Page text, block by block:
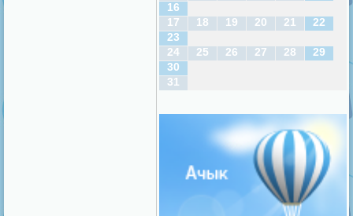
16
17
18 19 20 21
22
23
24
25 26 27 28
29
30
31